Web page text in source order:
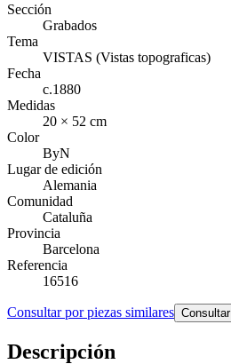
Sección
Grabados
Tema
VISTAS (Vistas topograficas)
Fecha
c.1880
Medidas
20 × 52 cm
Color
ByN
Lugar de edición
Alemania
Comunidad
Cataluña
Provincia
Barcelona
Referencia
16516
Consultar por piezas similares Consultar
Descripción